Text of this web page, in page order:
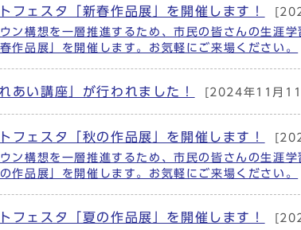
フェスタ「新春作品展」を開催します！
ン構想を一層推進するため、市民の皆さんの生涯
作品展」を開催します。お気軽にご来場ください。
あい講座」が行われました！ [2024年11月11
フェスタ「秋の作品展」を開催します！
ン構想を一層推進するため、市民の皆さんの生涯
作品展」を開催します。お気軽にご来場ください。
フェスタ「夏の作品展」を開催します！